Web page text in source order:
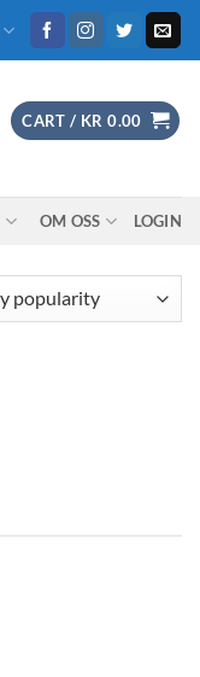
CART / KR 0.00
OM OSS LOGIN